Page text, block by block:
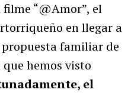
“@Amor”, el
en llegar a
familiar de
hemos visto
el